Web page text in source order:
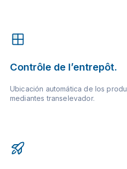
Contrôle de l’entrepôt.
Ubicación automática de los
mediantes transelevador.